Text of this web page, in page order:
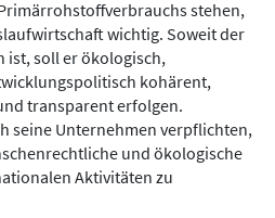
stehen,
wichtig. Soweit der
ist, soll er ökologisch,
kohärent,
transparent erfolgen.
seine Unternehmen verpflichten,
und ökologische
Aktivitäten zu